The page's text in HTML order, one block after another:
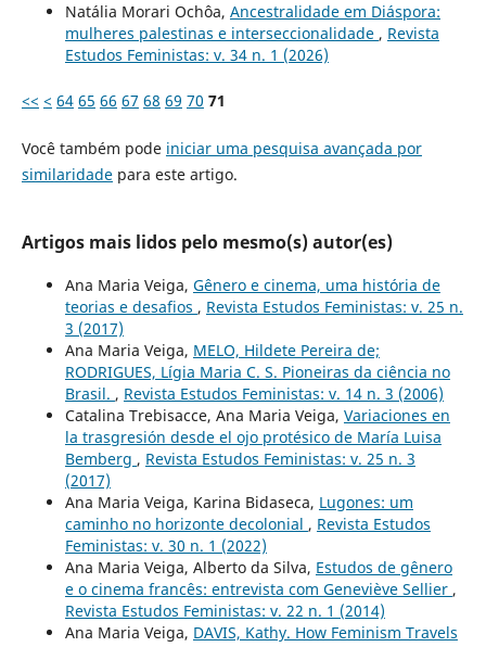
Natália Morari Ochôa, Ancestralidade em Diáspora:
mulheres palestinas e interseccionalidade , Revista
Estudos Feministas: v. 34 n. 1 (2026)
<< < 64 65 66 67 68 69 70 71
Você também pode iniciar uma pesquisa avançada por
similaridadepara este artigo.
Artigos mais lidos pelo mesmo(s) autor(es)
Ana Maria Veiga, Gênero e cinema, uma história de
teorias e desafios , Revista Estudos Feministas: v. 25 n.
3 (2017)
Ana Maria Veiga, MELO, Hildete Pereira de;
RODRIGUES, Lígia Maria C. S. Pioneiras da ciência no
Brasil. , Revista Estudos Feministas: v. 14 n. 3 (2006)
Catalina Trebisacce, Ana Maria Veiga, Variaciones en
la trasgresión desde el ojo protésico de María Luisa
Bemberg , Revista Estudos Feministas: v. 25 n. 3
(2017)
Ana Maria Veiga, Karina Bidaseca, Lugones: um
caminho no horizonte decolonial , Revista Estudos
Feministas: v. 30 n. 1 (2022)
Ana Maria Veiga, Alberto da Silva, Estudos de gênero
e o cinema francês: entrevista com Geneviève Sellier ,
Revista Estudos Feministas: v. 22 n. 1 (2014)
Ana Maria Veiga, DAVIS, Kathy. How Feminism Travels